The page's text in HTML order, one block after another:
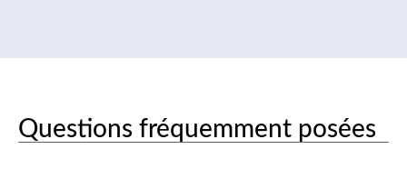
Questions fréquemment posées